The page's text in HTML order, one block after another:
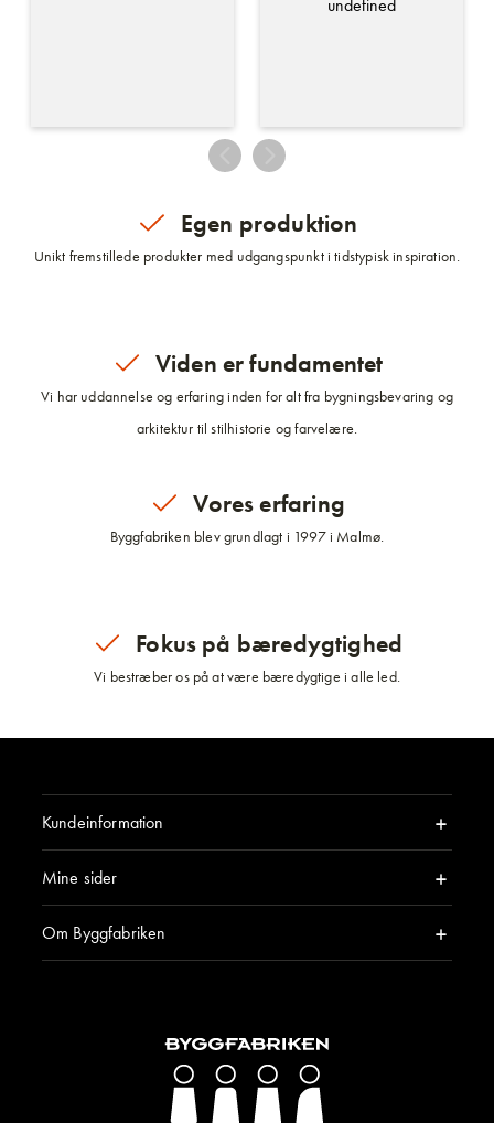
Egen produktion
Unikt fremstillede produkter med udgangspunkt i tidstypisk inspiration.
Viden er fundamentet
Vi har uddannelse og erfaring inden for alt fra bygningsbevaring og
arkitektur til stilhistorie og farvelære.
Vores erfaring
Byggfabriken blev grundlagt i 1997 i Malmø.
Fokus på bæredygtighed
Vi bestræber os på at være bæredygtige i alle led.
Kundeinformation
Mine sider
Om Byggfabriken